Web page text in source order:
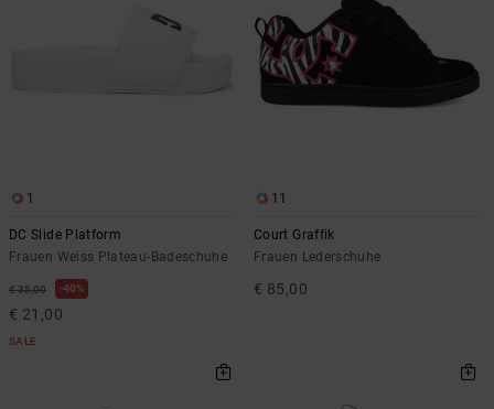
1
DC Slide Platform
Frauen Weiss Plateau-Badeschuhe
€ 35,00 40%
€ 21,00
SALE
11
Court Graffik
Frauen Lederschuhe
€ 85,00